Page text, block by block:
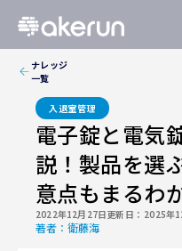
ナレッジ
一覧
入退室管理
電子錠と電気
説！製品を選
意点もまるわ
2022年12月27日更新日： 2025年
著者： 衛藤海